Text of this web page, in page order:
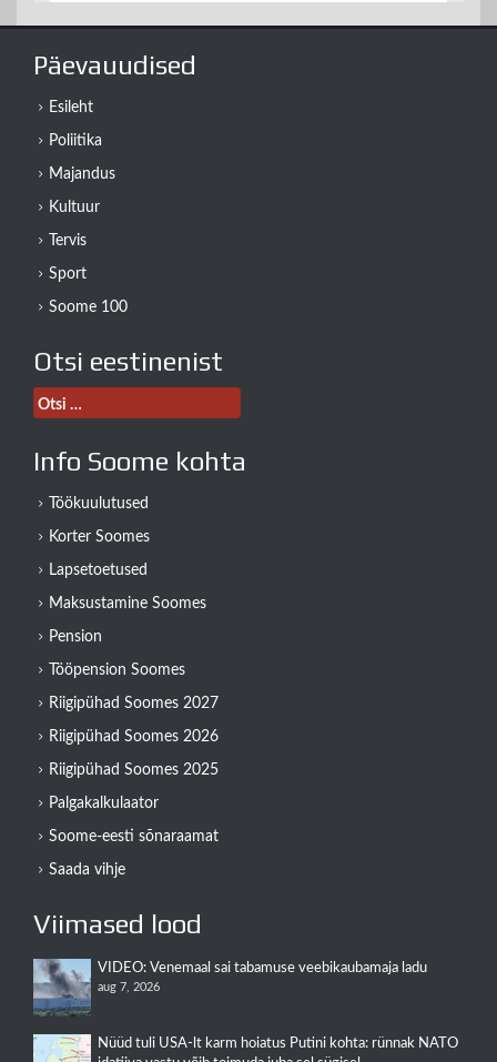
Päevauudised
Esileht
Poliitika
Majandus
Kultuur
Tervis
Sport
Soome 100
Otsi eestinenist
Otsi:
Info Soome kohta
Töökuulutused
Korter Soomes
Lapsetoetused
Maksustamine Soomes
Pension
Tööpension Soomes
Riigipühad Soomes 2027
Riigipühad Soomes 2026
Riigipühad Soomes 2025
Palgakalkulaator
Soome-eesti sõnaraamat
Saada vihje
Viimased lood
VIDEO: Venemaal sai tabamuse veebikaubamaja ladu
aug 7, 2026
Nüüd tuli USA-lt karm hoiatus Putini kohta: rünnak NATO